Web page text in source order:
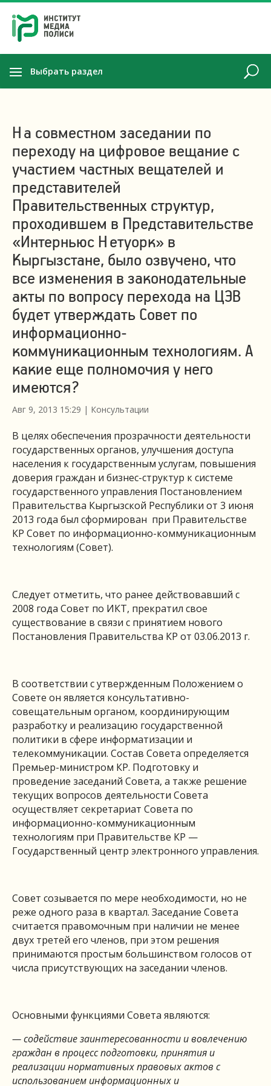
Выбрать раздел
На совместном заседании по
переходу на цифровое вещание с
участием частных вещателей и
представителей
Правительственных структур,
проходившем в Представительстве
«Интерньюс Нетуорк» в
Кыргызстане, было озвучено, что
все изменения в законодательные
акты по вопросу перехода на ЦЭВ
будет утверждать Совет по
информационно-
коммуникационным технологиям. А
какие еще полномочия у него
имеются?
Авг 9, 2013 15:29 | Консультации
В целях обеспечения прозрачности деятельности
государственных органов, улучшения доступа
населения к государственным услугам, повышения
доверия граждан и бизнес-структур к системе
государственного управления Постановлением
Правительства Кыргызской Республики от 3 июня
2013 года был сформирован при Правительстве
КР Совет по информационно-коммуникационным
технологиям (Совет).
Следует отметить, что ранее действовавший с
2008 года Совет по ИКТ, прекратил свое
существование в связи с принятием нового
Постановления Правительства КР от 03.06.2013 г.
В соответствии с утвержденным Положением о
Совете он является консультативно-
совещательным органом, координирующим
разработку и реализацию государственной
политики в сфере информатизации и
телекоммуникации. Состав Совета определяется
Премьер-министром КР. Подготовку и
проведение заседаний Совета, а также решение
текущих вопросов деятельности Совета
осуществляет секретариат Совета по
информационно-коммуникационным
технологиям при Правительстве КР —
Государственный центр электронного управления.
Совет созывается по мере необходимости, но не
реже одного раза в квартал. Заседание Совета
считается правомочным при наличии не менее
двух третей его членов, при этом решения
принимаются простым большинством голосов от
числа присутствующих на заседании членов.
Основными функциями Совета являются:
— содействие заинтересованности и вовлечению
граждан в процесс подготовки, принятия и
реализации нормативных правовых актов с
использованием информационных и